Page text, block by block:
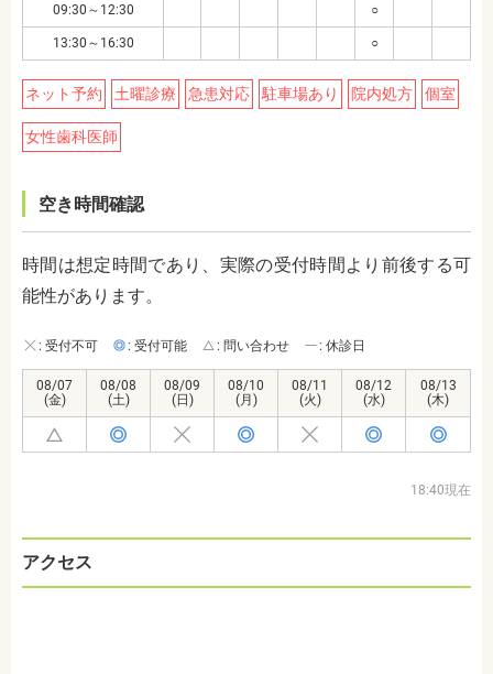
09:30～12:30 ○
13:30～16:30 ○
ネット予約 土曜診療 急患対応 駐車場あり 院内処方 個室
女性歯科医師
空き時間確認
時間は想定時間であり、実際の受付時間より前後する可
能性があります。
: 受付不可 : 受付可能 : 問い合わせ : 休診日
08/07
(金)
08/08
(土)
08/09
(日)
08/10
(月)
08/11
(火)
08/12
(水)
08/13
(木)
18:40現在
アクセス